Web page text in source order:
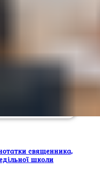
священника,
школи